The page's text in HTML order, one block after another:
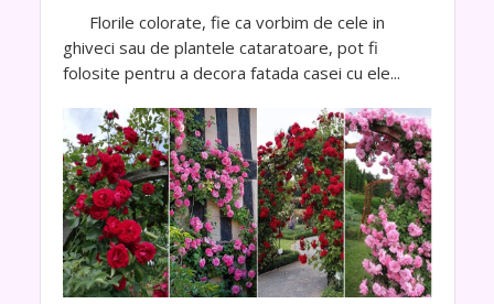
Florile colorate, fie ca vorbim de cele in
ghiveci sau de plantele cataratoare, pot fi
folosite pentru a decora fatada casei cu ele...